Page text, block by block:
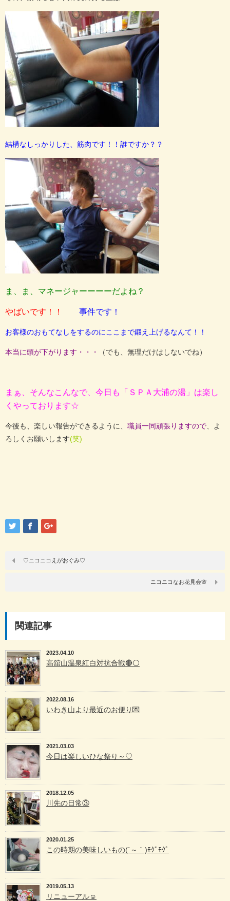
結構なしっかりした、筋肉です！！誰ですか？？
ま、ま、マネージャーーーーだよね？
やばいです！！ 事件です！
お客様のおもてなしをするのにここまで鍛え上げるなんて！！
本当に頭が下がります・・・ （でも、無理だけはしないでね）
まぁ、そんなこんなで、今日も「ＳＰＡ大浦の湯」は楽し
くやっております☆
今後も、楽しい報告ができるように、 職員一同頑張りますので 、よ
ろしくお願いします(笑)
♡ニコニコえがおぐみ♡
ニコニコなお花見会🌸
関連記事
2023.04.10
高舘山温泉紅白対抗合戦🔴⚪
2022.08.16
いわき山より最近のお便り💌
2021.03.03
今日は楽しいひな祭り～♡
2018.12.05
川先の日常③
2020.01.25
この時期の美味しいもの(´～｀)ﾓｸﾞﾓｸﾞ
2019.05.13
リニューアル☺